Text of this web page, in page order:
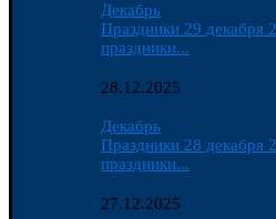
Декабрь
Праздники 29 декабря
праздники...
28.12.2025
Декабрь
Праздники 28 декабря
праздники...
27.12.2025